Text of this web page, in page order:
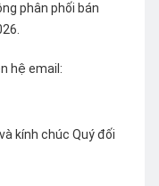
phân phối bán
hệ email:
kính chúc Quý đối